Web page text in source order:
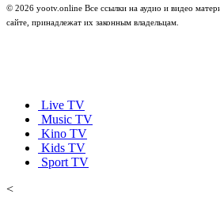
© 2026 yootv.online Все ссылки на аудио и видео
сайте, принадлежат их законным владельцам.
Live TV
Music TV
Kino TV
Kids TV
Sport TV
<